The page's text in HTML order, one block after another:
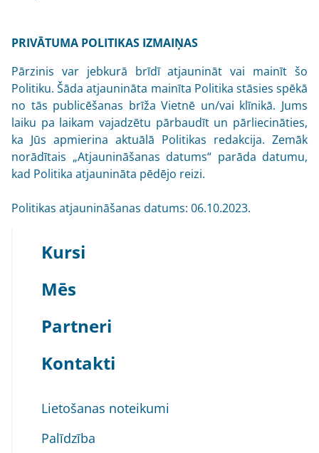
PRIVĀTUMA POLITIKAS IZMAIŅAS
Pārzinis var jebkurā brīdī atjaunināt vai mainīt šo
Politiku. Šāda atjaunināta mainīta Politika stāsies spēkā
no tās publicēšanas brīža Vietnē un/vai klīnikā. Jums
laiku pa laikam vajadzētu pārbaudīt un pārliecināties,
ka Jūs apmierina aktuālā Politikas redakcija. Zemāk
norādītais „Atjaunināšanas datums“ parāda datumu,
kad Politika atjaunināta pēdējo reizi.
Politikas atjaunināšanas datums: 06.10.2023.
Kursi
Mēs
Partneri
Kontakti
Lietošanas noteikumi
Palīdzība